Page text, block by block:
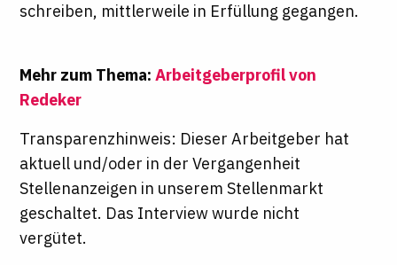
schreiben, mittlerweile in Erfüllung gegangen.
Mehr zum Thema:Arbeitgeberprofil von
Redeker
Transparenzhinweis: Dieser Arbeitgeber hat
aktuell und/oder in der Vergangenheit
Stellenanzeigen in unserem Stellenmarkt
geschaltet. Das Interview wurde nicht
vergütet.